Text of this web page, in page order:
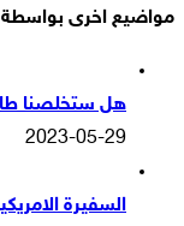
مواضيع اخرى بواسطة
هل ستخلصنا
2023-05-29
السفيرة